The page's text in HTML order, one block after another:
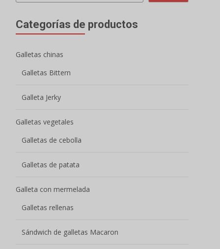
Categorías de productos
Galletas chinas
Galletas Bittern
Galleta Jerky
Galletas vegetales
Galletas de cebolla
Galletas de patata
Galleta con mermelada
Galletas rellenas
Sándwich de galletas Macaron